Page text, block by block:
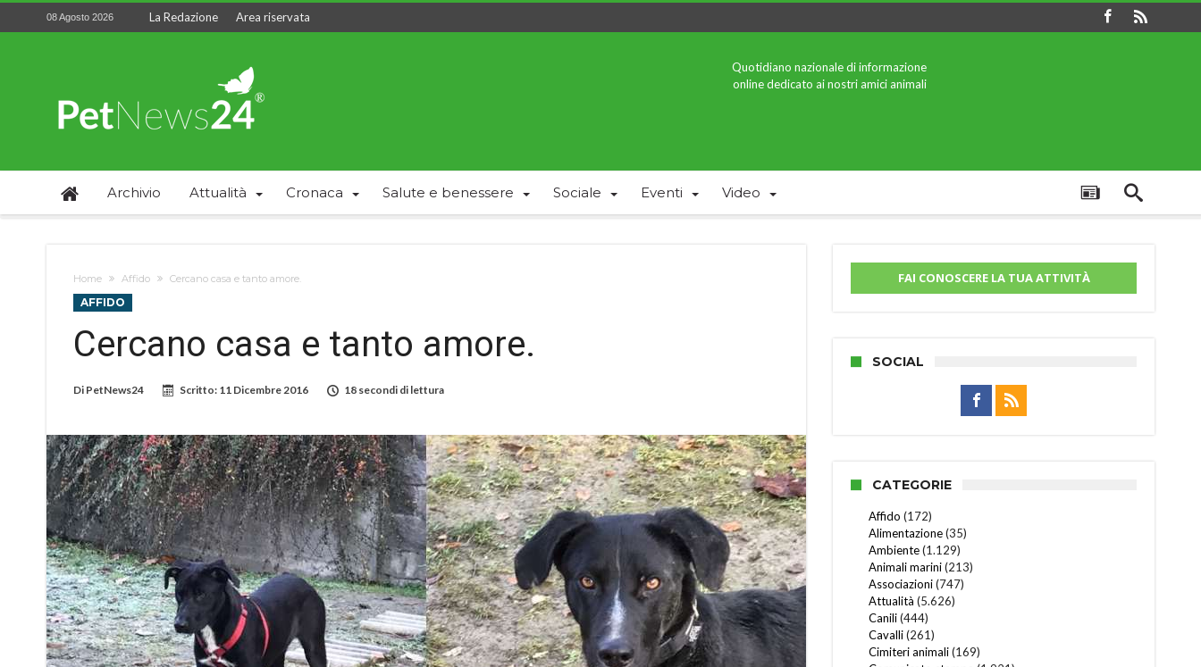
08 Agosto 2026 La Redazione Area riservata
Quotidiano nazionale di informazione
online dedicato ai nostri amici animali
Archivio Attualità Cronaca Salute e benessere Sociale Eventi Video
Home Affido Cercano casa e tanto amore.
AFFIDO
Cercano casa e tanto amore.
Di PetNews24 Scritto: 11 Dicembre 2016 18 secondi di lettura
FAI CONOSCERE LA TUA ATTIVITÀ
SOCIAL
CATEGORIE
Affido (172)
Alimentazione(35)
Ambiente(1.129)
Animali marini(213)
Associazioni(747)
Attualità (5.626)
Canili(444)
Cavalli(261)
Cimiteri animali(169)